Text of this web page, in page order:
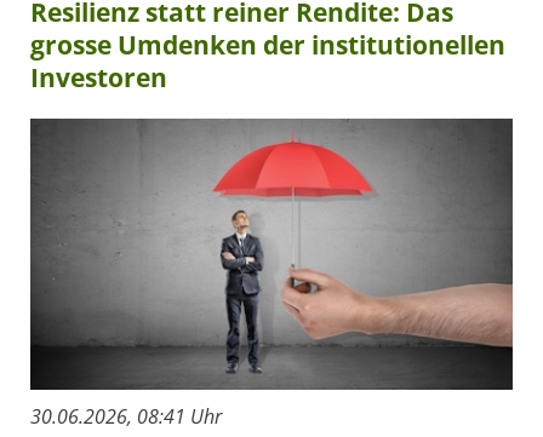
Resilienz statt reiner Rendite: Das
grosse Umdenken der institutionellen
Investoren
30.06.2026, 08:41 Uhr